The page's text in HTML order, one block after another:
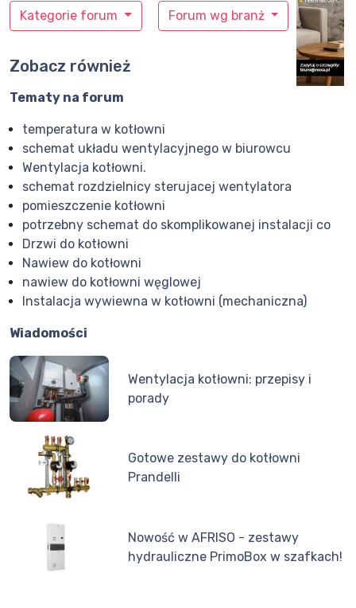
Kategorie forum Forum wg branż
Zobacz również
Tematy na forum
temperatura w kotłowni
schemat układu wentylacyjnego w biurowcu
Wentylacja kotłowni.
schemat rozdzielnicy sterujacej wentylatora
pomieszczenie kotłowni
potrzebny schemat do skomplikowanej instalacji co
Drzwi do kotłowni
Nawiew do kotłowni
nawiew do kotłowni węglowej
Instalacja wywiewna w kotłowni (mechaniczna)
Wiadomości
Wentylacja kotłowni: przepisy i
porady
Gotowe zestawy do kotłowni
Prandelli
Nowość w AFRISO - zestawy
hydrauliczne PrimoBox w szafkach!